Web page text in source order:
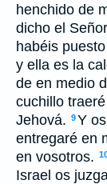
henchido de
dicho el
habéis
y ella es la
de en medio
cuchillo
Jehová. 9Y
entregaré en
en vosotros.
Israel os